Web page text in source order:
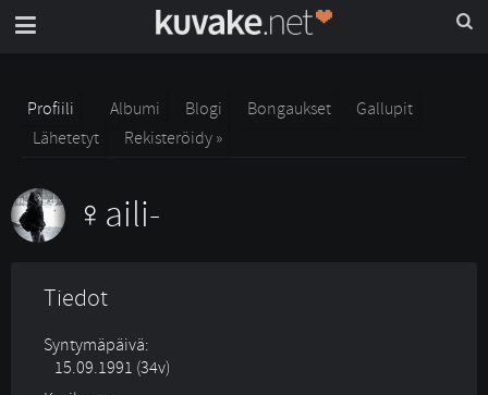
Profiili Albumi Blogi Bongaukset
Gallupit
Lähetetyt
Rekisteröidy »
aili-
Tiedot
Syntymäpäivä:
15.09.1991 (34v)